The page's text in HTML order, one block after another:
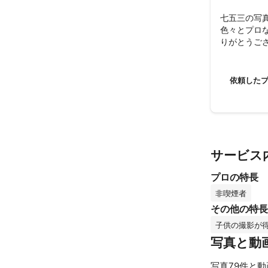
七五三の写
色々とプロ
りがとうご
依頼した
サービス
プロの特長
非喫煙者
その他の特長
子供の撮影が
写真と動